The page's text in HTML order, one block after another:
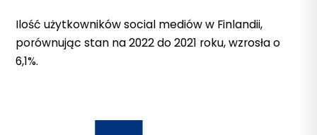
Ilość użytkowników social mediów w Finlandii,
porównując stan na 2022 do 2021 roku, wzrosła o
6,1%.